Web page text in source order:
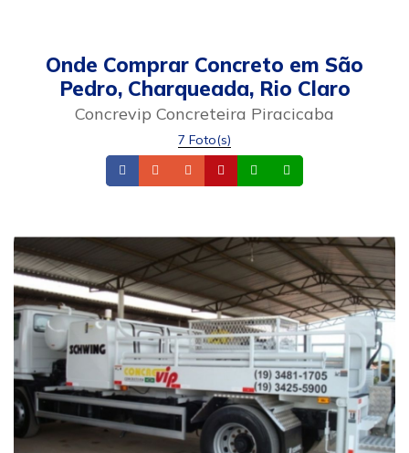
Onde Comprar Concreto em São
Pedro, Charqueada, Rio Claro
Concrevip Concreteira Piracicaba
7 Foto(s)
FacebookTelefoneEmail Site Whatsapp